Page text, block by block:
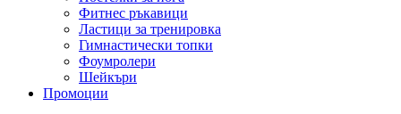
Фитнес ръкавици
Ластици за тренировка
Гимнастически топки
Фоумролери
Шейкъри
Промоции